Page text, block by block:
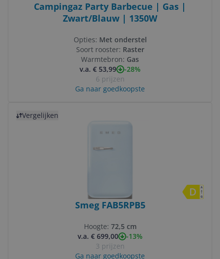
Campingaz Party Barbecue | Gas |
Zwart/Blauw | 1350W
Opties: Met onderstel
Soort rooster: Raster
Warmtebron: Gas
v.a. € 53,99
-28%
6 prijzen
Ga naar goedkoopste
Vergelijken
Smeg FAB5RPB5
Hoogte: 72,5 cm
v.a. € 699,00
-13%
3 prijzen
Ga naar goedkoopste